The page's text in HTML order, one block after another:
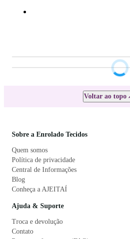
Voltar ao topo
Sobre a Enrolado Tecidos
Quem somos
Política de privacidade
Central de Informações
Blog
Conheça a AJEITAÍ
Ajuda & Suporte
Troca e devolução
Contato